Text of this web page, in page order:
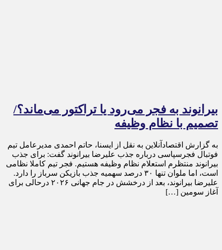
بیرانوند به فجر می‌رود یا تراکتور می‌ماند؟/
تصمیم با نظام وظیفه
به گزارش اقتصادآنلاین به نقل از ایسنا، حاتم احمدی مدیرعامل تیم
فوتبال فجرسپاسی درباره جذب علیرضا بیرانوند گفت: برای جذب
بیرانوند منتظرم استعلام نظام وظیفه هستیم. فجر تیم کاملا نظامی
است، اما ملوان تنها ۳۰ درصد سهمیه جذب بازیکن سرباز را دارد.
علیرضا بیرانوند، بعد از درخشش در جام جهانی ۲۰۲۶ درحالی برای
آغاز سومین […]